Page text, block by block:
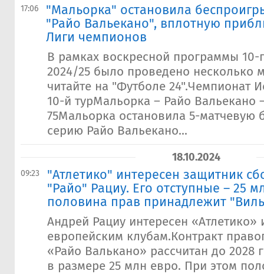
17:06
"Мальорка" остановила
"Райо Вальекано", вплотную
Лиги чемпионов
В рамках воскресной программы 10-
2024/25 было проведено несколько
читайте на "Футболе 24".Чемпионат
10-й турМальорка – Райо Вальекано
75Мальорка остановила 5-
серию Райо Вальекано...
18.10.2024
09:23
"Атлетико" интересен защитник
"Райо" Рациу. Его отступные – 25
половина прав принадлежит
Андрей Рациу интересен
европейским клубам.Контракт
«Райо Валькано» рассчитан до 2028
в размере 25 млн евро. При этом